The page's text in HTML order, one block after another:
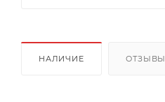
НАЛИЧИЕ ОТЗЫВЫ